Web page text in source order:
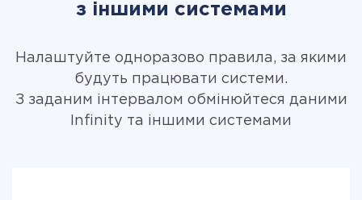
з іншими системами
Налаштуйте одноразово правила, за якими
будуть працювати системи.
З заданим інтервалом обмінюйтеся даними
Infinity та іншими системами